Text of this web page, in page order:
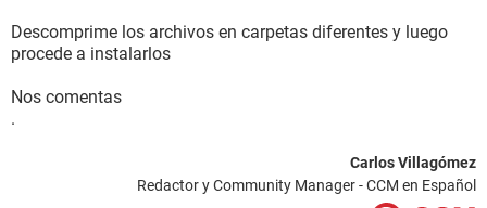
Descomprime los archivos en carpetas diferentes y luego
procede a instalarlos
Nos comentas
.
Carlos Villagómez
Redactor y Community Manager - CCM en Español